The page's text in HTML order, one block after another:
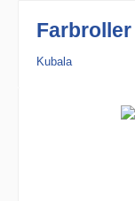
Kubala
Bildergalerie